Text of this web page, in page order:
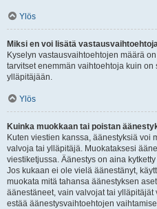
Ylös
Miksi en voi lisätä
Kyselyn vastausvaihtoehtojen määrä
tarvitset enemmän vaihtoehtoja kuin on
ylläpitäjään.
Ylös
Kuinka muokkaan tai poistan
Kuten viestien kanssa, äänestyksiä voi
valvoja tai ylläpitäjä. Muokataksesi
viestiketjussa. Äänestys on aina
Jos kukaan ei ole vielä äänestänyt,
muokata mitä tahansa äänestyksen
äänestäneet, vain valvojat tai
estää äänestysvaihtoehtojen